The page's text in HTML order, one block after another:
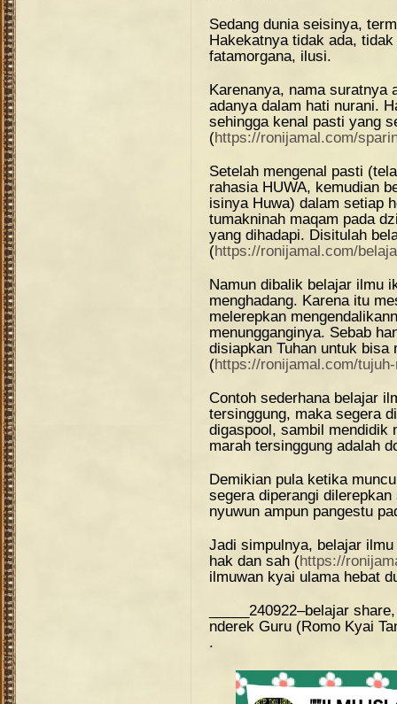
Sedang dunia seisinya,
Hakekatnya tidak ada,
fatamorgana, ilusi.
Karenanya, nama suratnya
adanya dalam hati nurani.
sehingga kenal pasti yang
(https://ronijamal.com/
Setelah mengenal pasti
rahasia HUWA, kemudian
isinya Huwa) dalam setiap
tumakninah maqam pada
yang dihadapi. Disitulah
(https://ronijamal.com/
Namun dibalik belajar ilmu
menghadang. Karena itu
melerepkan
menungganginya. Sebab
disiapkan Tuhan untuk bisa
(https://ronijamal.com/
Contoh sederhana belajar
tersinggung, maka segera
digaspool, sambil mendidik
marah tersinggung adalah
Demikian pula ketika
segera diperangi
nyuwun ampun pangestu
Jadi simpulnya, belajar
hak dan sah (https://
ilmuwan kyai ulama hebat
_____240922–belajar
nderek Guru (Romo Kyai
.